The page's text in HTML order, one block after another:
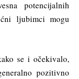
potencijalnih
ljubimci mogu
se i očekivalo,
pozitivno